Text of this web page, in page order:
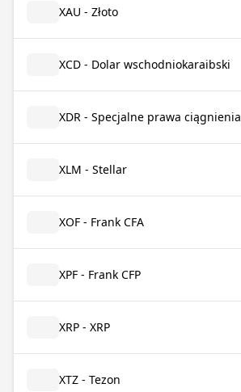
XAU - Złoto
XCD - Dolar wschodniokaraibski
XDR - Specjalne prawa ciągnienia
XLM - Stellar
XOF - Frank CFA
XPF - Frank CFP
XRP - XRP
XTZ - Tezon